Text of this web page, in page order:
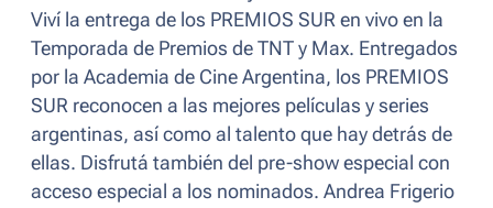
Viví la entrega de los PREMIOS SUR en vivo en la
Temporada de Premios de TNT y Max. Entregados
por la Academia de Cine Argentina, los PREMIOS
SUR reconocen a las mejores películas y series
argentinas, así como al talento que hay detrás de
ellas. Disfrutá también del pre-show especial con
acceso especial a los nominados. Andrea Frigerio